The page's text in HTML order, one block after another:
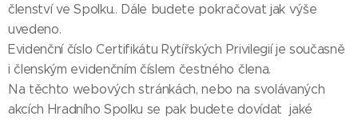
členství ve Spolku.. Dále budete pokračovat jak výše
uvedeno.
Evidenční číslo Certifikátu Rytířských Privilegií je současně
i členským evidenčním číslem čestného člena.
Na těchto webových stránkách, nebo na svolávaných
akcích Hradního Spolku se pak budete dovídat jaké